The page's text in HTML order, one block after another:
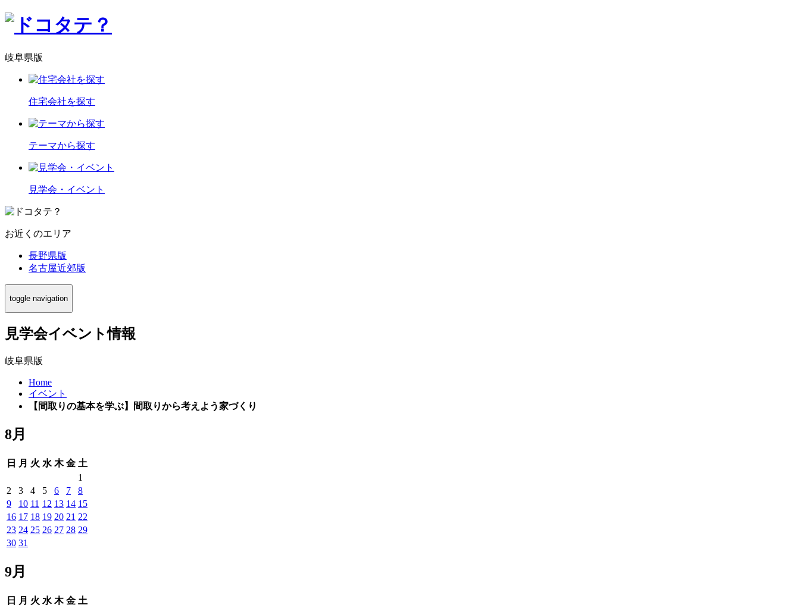
岐阜県版
住宅会社を探す
テーマから探す
見学会・イベント
お近くのエリア
長野県版
名古屋近郊版
toggle navigation
見学会イベント情報
岐阜県版
Home
イベント
【間取りの基本を学ぶ】間取りから考えよう家づくり
8月
日 月 火 水 木 金 土
1
2
3 4 5 6 7
8
9
10 11 12 13 14 15
16 17 18 19 20 21 22
23 24 25 26 27 28 29
30 31
9月
日 月 火 水 木 金 土